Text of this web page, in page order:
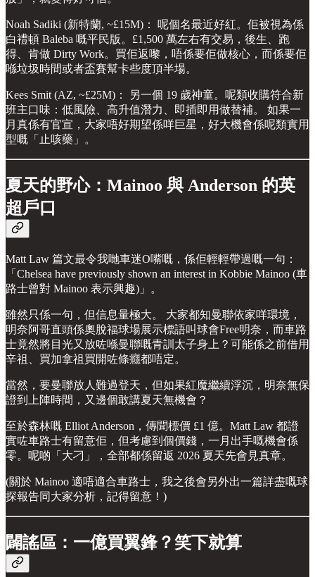
Noah Sadiki (新特蘭, ~£15M)： 呢個名最近好紅。佢被視為係
白禮頓 Baleba 嘅平民版。£1,500 萬左右有交易，後生、跑
得、肯做 Dirty Work。買佢返嚟，唔係要佢做核心，而係要佢
喺垃圾時間或者盃賽幫卡些度頂半場。
Kees Smit (AZ, ~£25M)： 另一個 19 歲神童。呢類收購符合新
班主口味：低風險、高升值潛力、即插即用做替補。 如果一
月真係有官宣，大家唔好期望係咩巨星，好大機會係呢類實用
型嘅「止咳藥」。
夏天的野心：Mainoo 與 Anderson 的英
超戶口
Matt Law 篇文最令我哋車迷O嘴嘅，係佢輕輕帶過嘅一句：
「Chelsea have previously shown an interest in Kobbie Mainoo (車
路士曾對 Mainoo 表示興趣)」。
雖然只係一句，但信息量極大。 大家都知曼聯依家咩環境，
明奈阿哥直頭係奧脫福球場展示標語叫球會Free明奈，而車路
士竟然將目光又放咗喺曼聯嘅青訓太子身上？可能係之前借用
辛祖、買加拿祖買開咗條癮都唔定。
當然，要曼聯放人難過登天，但如果紅魔繼續浮沉，明奈無保
證到上陣時間，又邊個敢講夏天無機會？
至於森林嘅 Elliot Anderson，傳聞標價 £1 億。Matt Law 都證
實咗車路士有留意佢，但考慮到個價錢，一月出手嘅機會係
零。呢啲「大刁」，全部都係留返 2026 夏天先會見真章。
(關於 Mainoo 適唔適合車路士，我之後會另外出一篇詳盡嘅球
探報告同大家分析，記得留意！)
闢謠區：一億買翼鋒？笑下就算